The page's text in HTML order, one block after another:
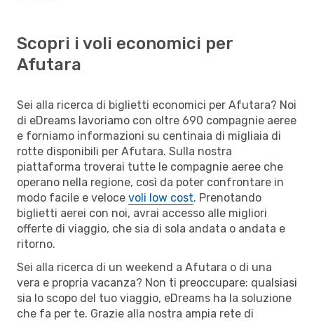
Scopri i voli economici per
Afutara
Sei alla ricerca di biglietti economici per Afutara? Noi
di eDreams lavoriamo con oltre 690 compagnie aeree
e forniamo informazioni su centinaia di migliaia di
rotte disponibili per Afutara. Sulla nostra
piattaforma troverai tutte le compagnie aeree che
operano nella regione, così da poter confrontare in
modo facile e veloce voli low cost. Prenotando
biglietti aerei con noi, avrai accesso alle migliori
offerte di viaggio, che sia di sola andata o andata e
ritorno.
Sei alla ricerca di un weekend a Afutara o di una
vera e propria vacanza? Non ti preoccupare: qualsiasi
sia lo scopo del tuo viaggio, eDreams ha la soluzione
che fa per te. Grazie alla nostra ampia rete di